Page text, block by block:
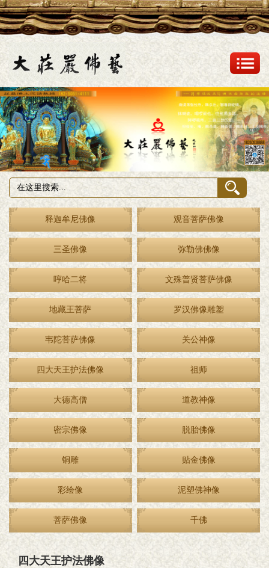
释迦牟尼佛像 观音菩萨佛像
三圣佛像 弥勒佛佛像
哼哈二将 文殊普贤菩萨佛像
地藏王菩萨 罗汉佛像雕塑
韦陀菩萨佛像 关公神像
四大天王护法佛像 祖师
大德高僧 道教神像
密宗佛像 脱胎佛像
铜雕 贴金佛像
彩绘像 泥塑佛神像
菩萨佛像 千佛
四大天王护法佛像